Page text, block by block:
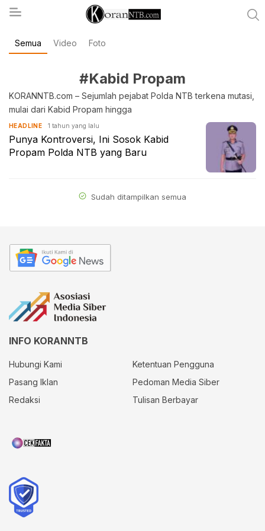
koranntb.com
Semua Video Foto
#Kabid Propam
KORANNTB.com – Sejumlah pejabat Polda NTB terkena mutasi,
mulai dari Kabid Propam hingga
HEADLINE 1 tahun yang lalu
Punya Kontroversi, Ini Sosok Kabid
Propam Polda NTB yang Baru
Sudah ditampilkan semua
INFO KORANNTB
Hubungi Kami
Ketentuan Pengguna
Pasang Iklan
Pedoman Media Siber
Redaksi
Tulisan Berbayar